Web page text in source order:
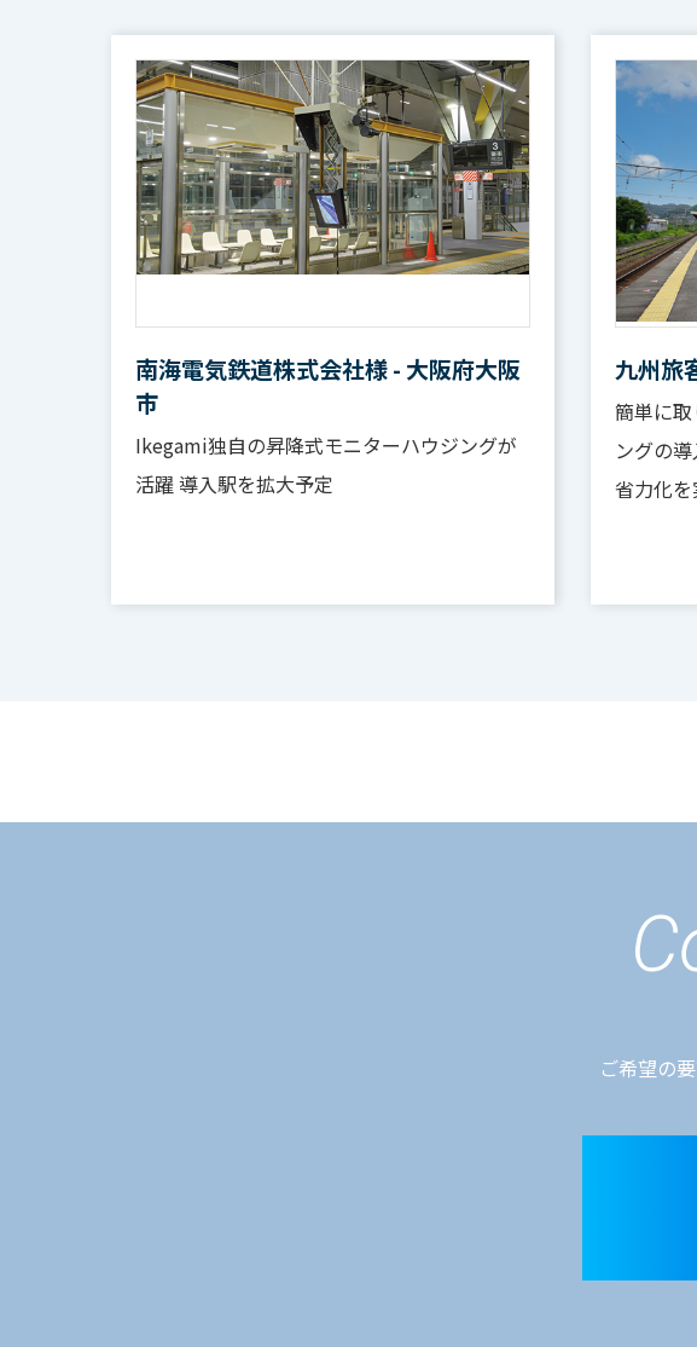
南海電気鉄道株式会社様 - 大阪府大阪
市
Ikegami独自の昇降式モニターハウジングが
活躍 導入駅を拡大予定
九州旅
簡単に
ングの
省力化を
ご希望の